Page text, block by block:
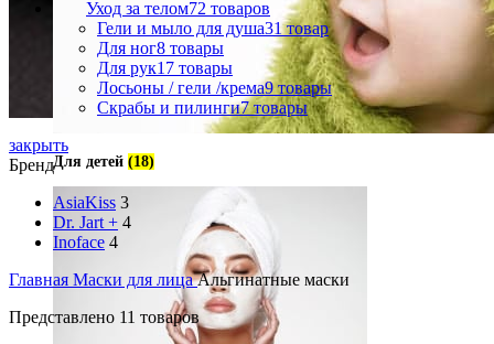
Для детей (18)
Уход за телом72 товаров
Гели и мыло для душа31 товар
Для ног8 товары
Для рук17 товары
Лосьоны / гели /крема9 товары
Скрабы и пилинги7 товары
закрыть
Бренд
AsiaKiss 3
Dr. Jart + 4
Inoface 4
Главная Маски для лицаАльгинатные маски
Представлено 11 товаров